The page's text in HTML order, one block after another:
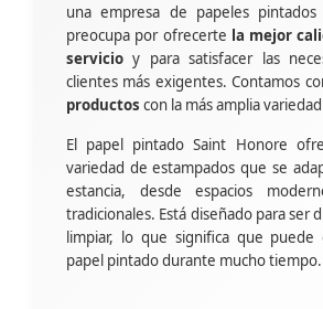
una empresa de papeles
preocupa por ofrecerte la mejor
servicio y para satisfacer las
clientes más exigentes. Contamos
productos con la más amplia
El papel pintado Saint Honore
variedad de estampados que se
estancia, desde espacios
tradicionales. Está diseñado para ser
limpiar, lo que significa que puede
papel pintado durante mucho tiempo.